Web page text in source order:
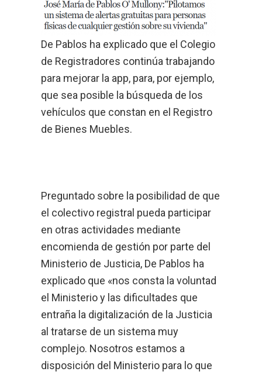
De Pablos ha explicado que el Colegio
de Registradores continúa trabajando
para mejorar la app, para, por ejemplo,
que sea posible la búsqueda de los
vehículos que constan en el Registro
de Bienes Muebles.
Preguntado sobre la posibilidad de que
el colectivo registral pueda participar
en otras actividades mediante
encomienda de gestión por parte del
Ministerio de Justicia, De Pablos ha
explicado que «nos consta la voluntad
el Ministerio y las dificultades que
entraña la digitalización de la Justicia
al tratarse de un sistema muy
complejo. Nosotros estamos a
disposición del Ministerio para lo que